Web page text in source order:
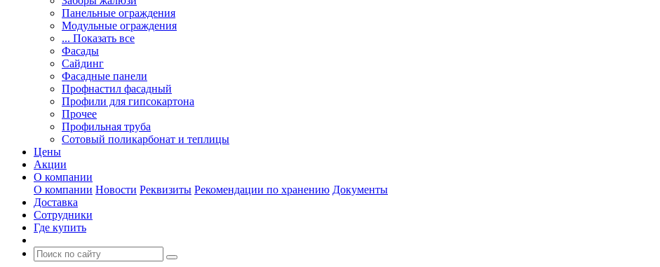
Панельные ограждения
Модульные ограждения
... Показать все
Фасады
Сайдинг
Фасадные панели
Профнастил фасадный
Профили для гипсокартона
Прочее
Профильная труба
Сотовый поликарбонат и теплицы
Цены
Акции
О компании
О компании Новости Реквизиты Рекомендации по хранению Документы
Доставка
Сотрудники
Где купить